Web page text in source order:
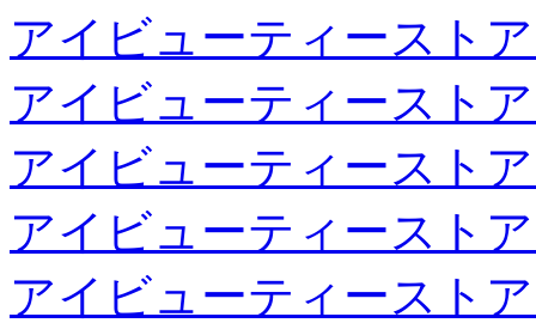
アイビューティースト
アイビューティースト
アイビューティースト
アイビューティースト
アイビューティースト